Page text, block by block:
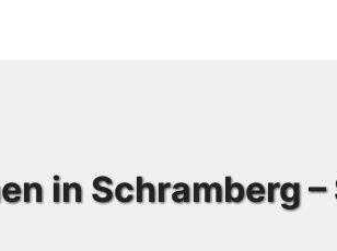
in Schramberg –